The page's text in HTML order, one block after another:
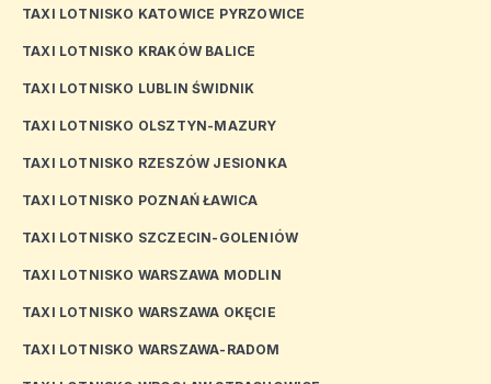
TAXI LOTNISKO KATOWICE PYRZOWICE
TAXI LOTNISKO KRAKÓW BALICE
TAXI LOTNISKO LUBLIN ŚWIDNIK
TAXI LOTNISKO OLSZTYN-MAZURY
TAXI LOTNISKO RZESZÓW JESIONKA
TAXI LOTNISKO POZNAŃ ŁAWICA
TAXI LOTNISKO SZCZECIN-GOLENIÓW
TAXI LOTNISKO WARSZAWA MODLIN
TAXI LOTNISKO WARSZAWA OKĘCIE
TAXI LOTNISKO WARSZAWA-RADOM